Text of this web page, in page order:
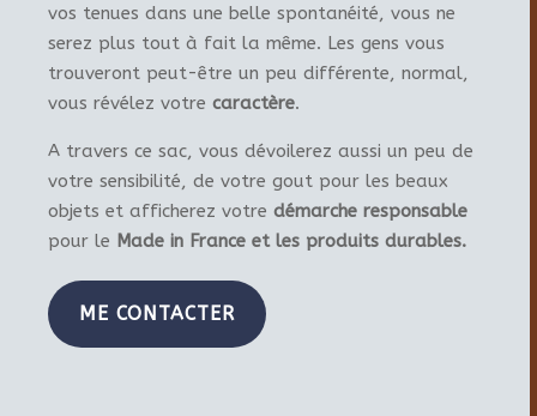
vos tenues dans une belle spontanéité, vous ne
serez plus tout à fait la même. Les gens vous
trouveront peut-être un peu différente, normal,
vous révélez votre caractère.
A travers ce sac, vous dévoilerez aussi un peu de
votre sensibilité, de votre gout pour les beaux
objets et afficherez votre démarche responsable
pour le Made in France et les produits durables.
ME CONTACTER